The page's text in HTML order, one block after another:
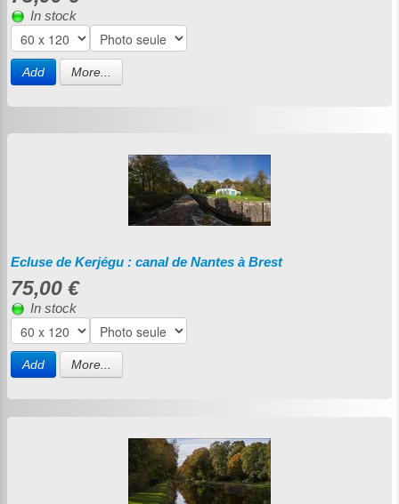
In stock
Add More...
Ecluse de Kerjégu : canal de Nantes à Brest
75,00 €
In stock
Add More...